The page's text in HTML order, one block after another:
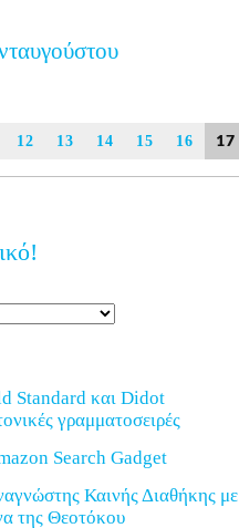
12 13 14 15 16 17
Standard και Didot
γραμματοσειρές
Search Gadget
Καινής Διαθήκης με
της Θεοτόκου